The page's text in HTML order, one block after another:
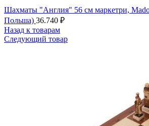
Шахматы "Англия" 56 см маркетри,
Польша) 36.740 ₽
Назад к товарам
Следующий товар